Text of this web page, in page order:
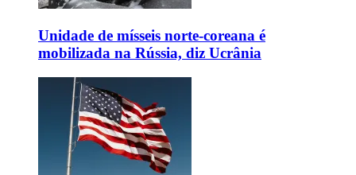
Unidade de mísseis norte-coreana é
mobilizada na Rússia, diz Ucrânia